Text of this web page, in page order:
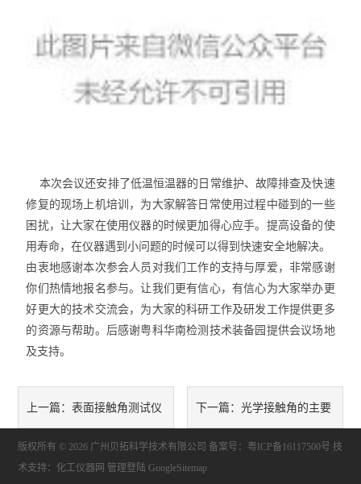
本次会议还安排了低温恒温器的日常维护、故障排查及快速
修复的现场上机培训，为大家解答日常使用过程中碰到的一些
困扰，让大家在使用仪器的时候更加得心应手。 提高设备的使
用寿命，在仪器遇到小问题的时候可以得到快速安全地解决。
由衷地感谢本次参会人员对我们工作的支持与厚爱，非常感谢
你们热情地报名参与。让我们更有信心，有信心为大家举办更
好更大的技术交流会，为大家的科研工作及研发工作提供更多
的资源与帮助。后感谢粤科华南检测技术装备园提供会议场地
及支持。
上一篇：表面接触角测试仪
的测试方式和精度
下一篇： 光学接触角的主要
技术特点有哪些
版权所有 © 2026 广州贝拓科学技术有限公司 备案号：粤ICP备16117500号 技
术支持： 化工仪器网 管理登陆 GoogleSitemap